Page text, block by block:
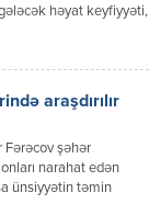
həyat keyfiyyəti,
üzləşdiyi vaxt itkisi,
araşdırılır
Fərəcov şəhər
narahat edən
ünsiyyətin təmin